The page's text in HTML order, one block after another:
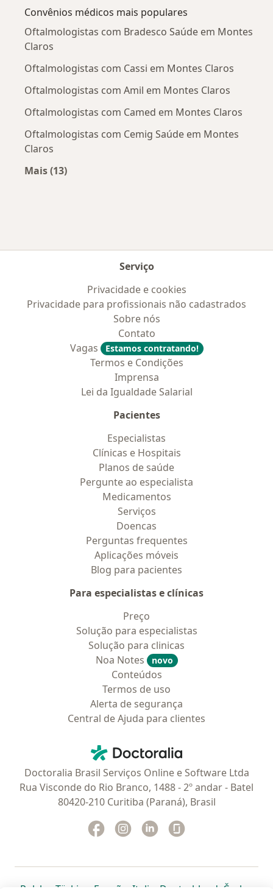
Convênios médicos mais populares
Oftalmologistas com Bradesco Saúde em Montes
Claros
Oftalmologistas com Cassi em Montes Claros
Oftalmologistas com Amil em Montes Claros
Oftalmologistas com Camed em Montes Claros
Oftalmologistas com Cemig Saúde em Montes
Claros
Mais (13)
Serviço
Privacidade e cookies
Privacidade para profissionais não cadastrados
Sobre nós
Contato
Vagas
Estamos contratando!
Termos e Condições
Imprensa
Lei da Igualdade Salarial
Pacientes
Especialistas
Clínicas e Hospitais
Planos de saúde
Pergunte ao especialista
Medicamentos
Serviços
Doencas
Perguntas frequentes
Aplicações móveis
Blog para pacientes
Para especialistas e clínicas
Preço
Solução para especialistas
Solução para clinicas
Noa Notes
novo
Conteúdos
Termos de uso
Alerta de segurança
Central de Ajuda para clientes
Doctoralia - Homepage
Doctoralia Brasil Serviços Online e Software Ltda
Rua Visconde do Rio Branco, 1488 - 2º andar - Batel
80420-210 Curitiba (Paraná), Brasil
Facebook
abre num novo separador
Instagram
abre num novo separador
Linkedin
abre num novo